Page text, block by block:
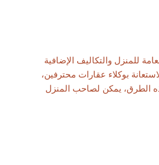
للمنزل والتكاليف الإضافية
بوكلاء عقارات محترفين،
الطرق، يمكن لصاحب المنزل